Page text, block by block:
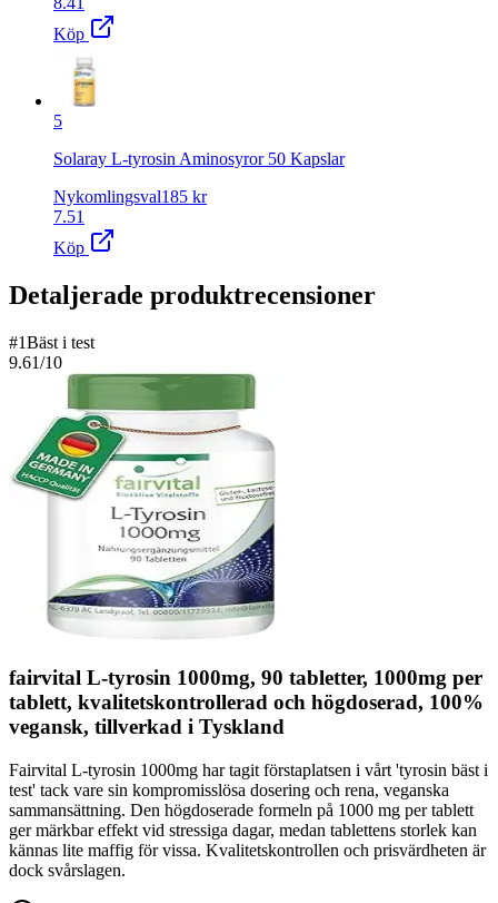
Köp
5
Solaray L-tyrosin Aminosyror 50 Kapslar
Nykomlingsval185 kr
7.51
Köp
Detaljerade produktrecensioner
#1Bäst i test
9.61/10
fairvital L-tyrosin 1000mg, 90 tabletter, 1000mg per
tablett, kvalitetskontrollerad och högdoserad, 100%
vegansk, tillverkad i Tyskland
Fairvital L-tyrosin 1000mg har tagit förstaplatsen i vårt 'tyrosin bäst i
test' tack vare sin kompromisslösa dosering och rena, veganska
sammansättning. Den högdoserade formeln på 1000 mg per tablett
ger märkbar effekt vid stressiga dagar, medan tablettens storlek kan
kännas lite maffig för vissa. Kvalitetskontrollen och prisvärdheten är
dock svårslagen.